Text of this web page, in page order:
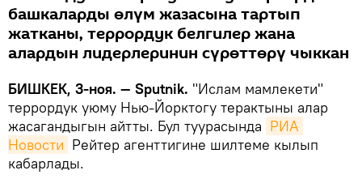
башкаларды өлүм жазасына тартып
жатканы, террордук белгилер жана
алардын лидерлеринин сүрөттөрү чыккан
БИШКЕК, 3-ноя. — Sputnik. "Ислам мамлекети"
террордук уюму Нью-Йорктогу терактыны алар
жасагандыгын айтты. Бул туурасында РИА
Новости Рейтер агенттигине шилтеме кылып
кабарлады.